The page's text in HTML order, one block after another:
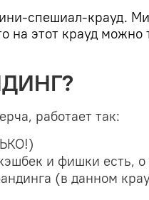
спешиал-крауд.
на этот крауд можно
работает так:
и фишки есть,
(в данном